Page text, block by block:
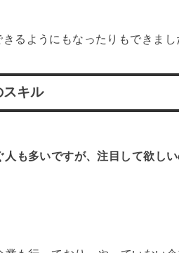
るようにもなったりもできまし
スキル
人も多いですが、注目して欲し